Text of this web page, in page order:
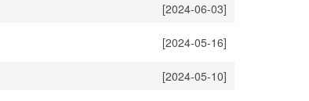
[2024-06-03]
[2024-05-16]
[2024-05-10]